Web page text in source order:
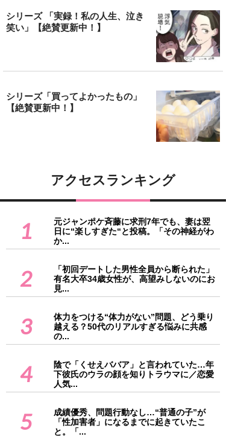
シリーズ 「実録！私の人生、泣き
笑い」【絶賛更新中！】
シリーズ「買ってよかったもの」
【絶賛更新中！】
アクセスランキング
1
元ジャンポケ斉藤に求刑7年でも、妻は翌
日に“楽しすぎた“と投稿。「その神経がわ
か...
2
「初回デートした男性全員から断られた」
有名大卒34歳女性が、高望みしないのにお
見...
3
体力をつける“体力がない”問題、どう乗り
越える？50代のリアルすぎる悩みに共感
の...
4
陰で「くせえババア」と言われていた…年
下彼氏のウラの顔を知りトラウマに／恋愛
人気...
5
成績優秀、問題行動なし…“普通の子”が
「性加害者」になるまでに起きていたこ
と。「...